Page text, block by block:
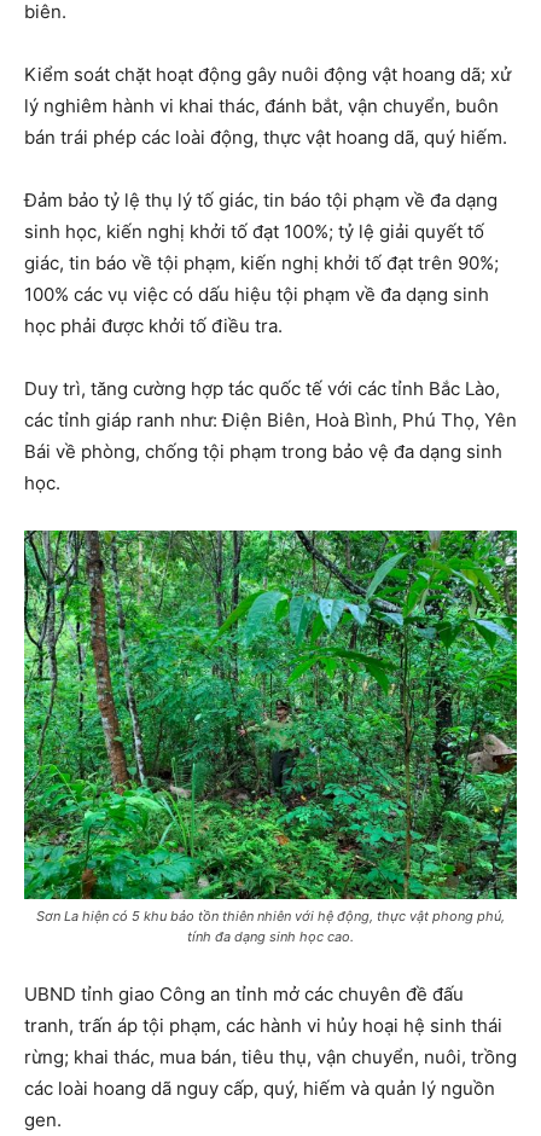
biên.
Kiểm soát chặt hoạt động gây nuôi động vật hoang dã; xử
lý nghiêm hành vi khai thác, đánh bắt, vận chuyển, buôn
bán trái phép các loài động, thực vật hoang dã, quý hiếm.
Đảm bảo tỷ lệ thụ lý tố giác, tin báo tội phạm về đa dạng
sinh học, kiến nghị khởi tố đạt 100%; tỷ lệ giải quyết tố
giác, tin báo về tội phạm, kiến nghị khởi tố đạt trên 90%;
100% các vụ việc có dấu hiệu tội phạm về đa dạng sinh
học phải được khởi tố điều tra.
Duy trì, tăng cường hợp tác quốc tế với các tỉnh Bắc Lào,
các tỉnh giáp ranh như: Điện Biên, Hoà Bình, Phú Thọ, Yên
Bái về phòng, chống tội phạm trong bảo vệ đa dạng sinh
học.
Sơn La hiện có 5 khu bảo tồn thiên nhiên với hệ động, thực vật phong phú,
tính đa dạng sinh học cao.
UBND tỉnh giao Công an tỉnh mở các chuyên đề đấu
tranh, trấn áp tội phạm, các hành vi hủy hoại hệ sinh thái
rừng; khai thác, mua bán, tiêu thụ, vận chuyển, nuôi, trồng
các loài hoang dã nguy cấp, quý, hiếm và quản lý nguồn
gen.